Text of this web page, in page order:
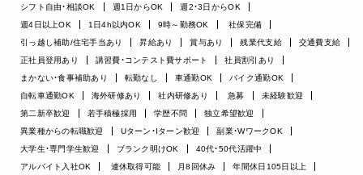
シフト自由・相談OK
週1日からOK
週2・3日からOK
週4日以上OK
1日4h以内OK 9時～勤務OK
社保完備
引っ越し補助/住宅手当あり
昇給あり 賞与あり 残業代支給
交通費支給
正社員登用あり
講習費・コンテスト費サポート
社員割引あり
まかない・食事補助あり
転勤なし 車通勤OK
バイク通勤OK
自転車通勤OK
海外研修あり 社内研修あり 急募
未経験歓迎
第二新卒歓迎
若手積極採用 学歴不問
独立希望歓迎
異業種からの転職歓迎
Uターン・Iターン歓迎
副業・WワークOK
大学生・専門学生歓迎
ブランク明けOK
40代・50代活躍中
アルバイト入社OK
連休取得可能 月8回休み
年間休日105日以上